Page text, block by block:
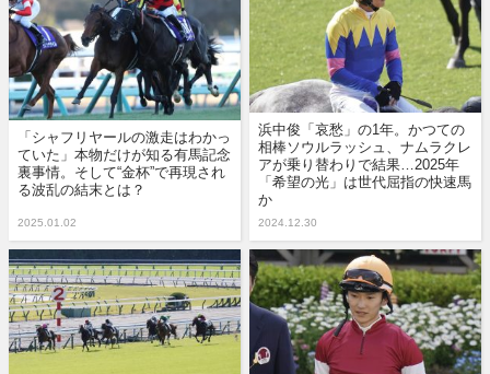
「シャフリヤールの激走はわかっ
ていた」本物だけが知る有馬記念
裏事情。そして“金杯”で再現され
る波乱の結末とは？
2025.01.02
浜中俊「哀愁」の1年。かつての
相棒ソウルラッシュ、ナムラクレ
アが乗り替わりで結果…2025年
「希望の光」は世代屈指の快速馬
か
2024.12.30